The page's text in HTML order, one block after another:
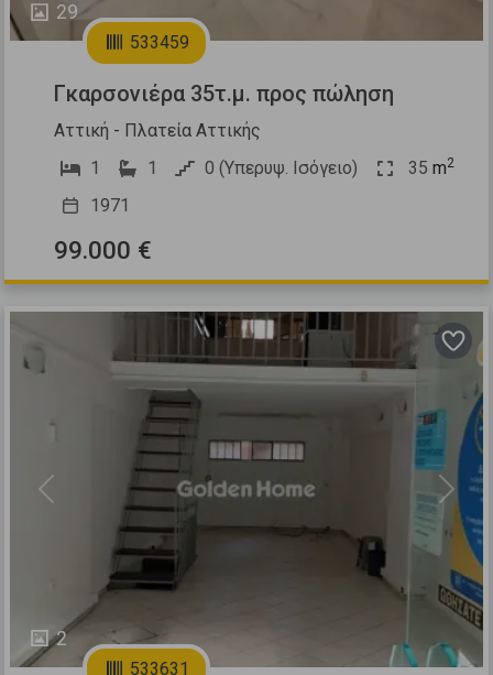
29
533459
Γκαρσονιέρα 35τ.μ. προς πώληση
Αττική - Πλατεία Αττικής
1
1 0 (Υπερυψ. Ισόγειο) 35 m2
1971
99.000 €
2
Previous Next
533631